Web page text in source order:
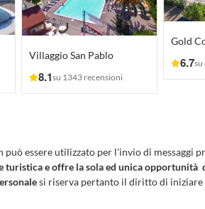
Villaggio San Pablo
8.1su 1343 recensioni
6.7su
può essere utilizzato per l'invio di messaggi
turistica e offre la sola ed unica
si riserva pertanto il diritto di iniziare